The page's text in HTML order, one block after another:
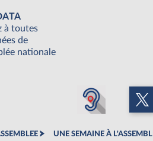
à toutes
de
nationale
UNE SEMAINE À